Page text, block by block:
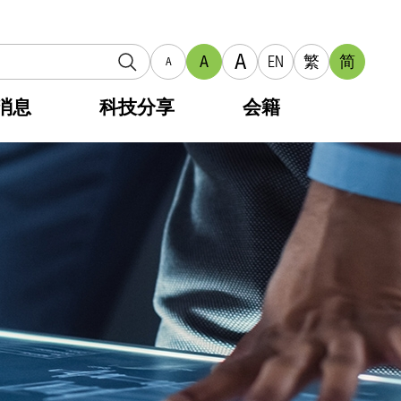
A A A EN 繁 简
息 科技分享 会籍